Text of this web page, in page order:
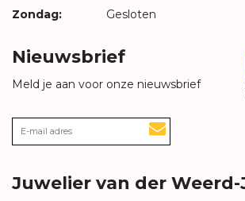
Zondag: Gesloten
Nieuwsbrief
Meld je aan voor onze nieuwsbrief
Juwelier van der Weerd-